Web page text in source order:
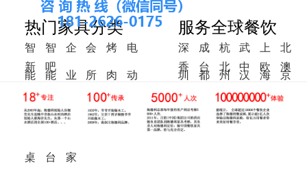
热门家具分类
智
能
火
桌
智
能
调
台
企
业
家
会
所
家
烤
肉
桌
电
动
新
中
式
吧
椅
服务全球餐饮
深
圳
成
都
杭
州
武
汉
上
海
北
京
香
港
台 北
美
中
东
欧
洲
澳
洲